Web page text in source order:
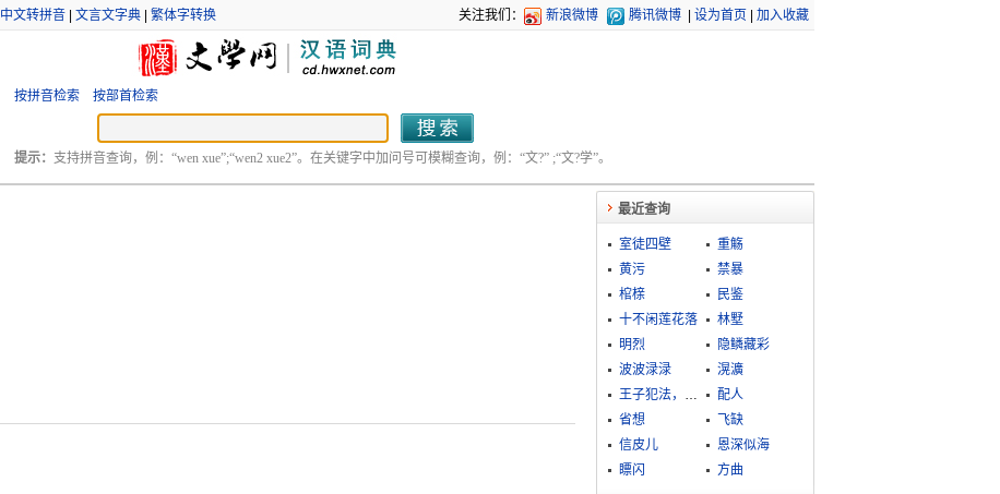
中文转拼音| 文言文字典| 繁体字转换 关注我们： 新浪微博 腾讯微博 设为首页 加入收藏
按拼音检索 按部首检索
提示： 支持拼音查询，例：“wen xue”;“wen2 xue2”。在关键字中加问号可模糊查询，例：“文?” ;“文?学”。
最近查询
室徒四壁
重觞
黄污
禁暴
棺榇
民鉴
十不闲莲花落
林墅
明烈
隐鳞藏彩
波波渌渌
滉瀇
王子犯法，庶民同罪
配人
省想
飞缺
信皮儿
恩深似海
瞟闪
方曲